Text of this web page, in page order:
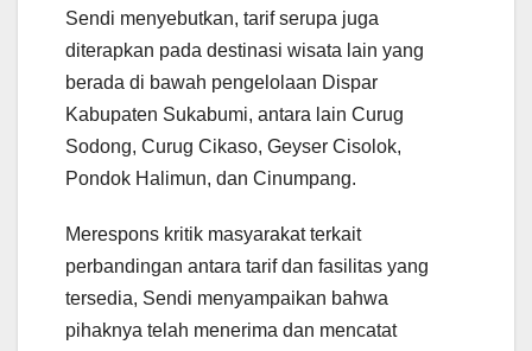
Sendi menyebutkan, tarif serupa juga
diterapkan pada destinasi wisata lain yang
berada di bawah pengelolaan Dispar
Kabupaten Sukabumi, antara lain Curug
Sodong, Curug Cikaso, Geyser Cisolok,
Pondok Halimun, dan Cinumpang.
Merespons kritik masyarakat terkait
perbandingan antara tarif dan fasilitas yang
tersedia, Sendi menyampaikan bahwa
pihaknya telah menerima dan mencatat